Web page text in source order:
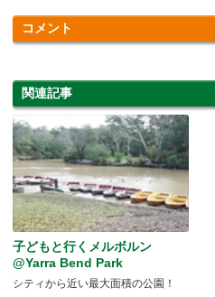
コメント
関連記事
子どもと行くメルボルン
@Yarra Bend Park
シティから近い最大面積の公園！